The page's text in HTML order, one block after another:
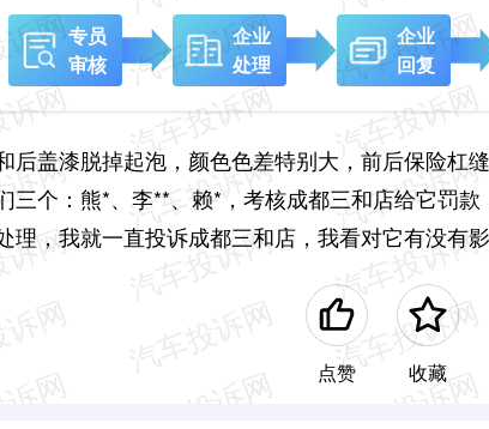
专员
审核
企业
处理
企业
回复
后盖漆脱掉起泡，颜色色差特别大，前后保险杠
三个：熊*、李**、赖*，考核成都三和店给它罚
理，我就一直投诉成都三和店，我看对它有没有
点赞 收藏